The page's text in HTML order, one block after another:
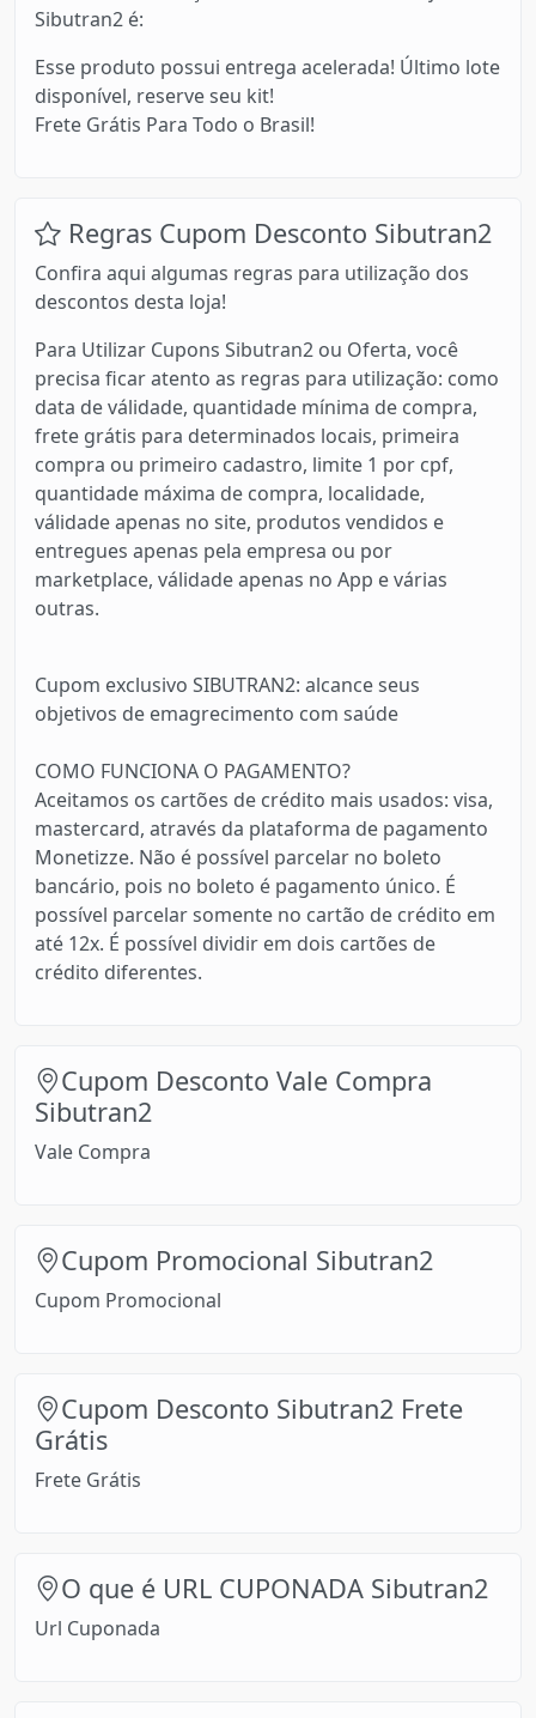
Sibutran2 é:
Esse produto possui entrega acelerada! Último lote
disponível, reserve seu kit!
Frete Grátis Para Todo o Brasil!
Regras Cupom Desconto Sibutran2
Confira aqui algumas regras para utilização dos
descontos desta loja!
Para Utilizar Cupons Sibutran2 ou Oferta, você
precisa ficar atento as regras para utilização: como
data de válidade, quantidade mínima de compra,
frete grátis para determinados locais, primeira
compra ou primeiro cadastro, limite 1 por cpf,
quantidade máxima de compra, localidade,
válidade apenas no site, produtos vendidos e
entregues apenas pela empresa ou por
marketplace, válidade apenas no App e várias
outras.
Cupom exclusivo SIBUTRAN2: alcance seus
objetivos de emagrecimento com saúde
COMO FUNCIONA O PAGAMENTO?
Aceitamos os cartões de crédito mais usados: visa,
mastercard, através da plataforma de pagamento
Monetizze. Não é possível parcelar no boleto
bancário, pois no boleto é pagamento único. É
possível parcelar somente no cartão de crédito em
até 12x. É possível dividir em dois cartões de
crédito diferentes.
Cupom Desconto Vale Compra
Sibutran2
Vale Compra
Cupom Promocional Sibutran2
Cupom Promocional
Cupom Desconto Sibutran2 Frete
Grátis
Frete Grátis
O que é URL CUPONADA Sibutran2
Url Cuponada